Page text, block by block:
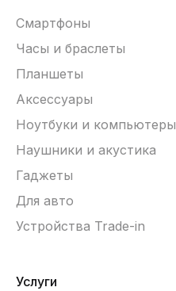
Смартфоны
Часы и браслеты
Планшеты
Аксессуары
Ноутбуки и компьютеры
Наушники и акустика
Гаджеты
Для авто
Устройства Trade-in
Услуги